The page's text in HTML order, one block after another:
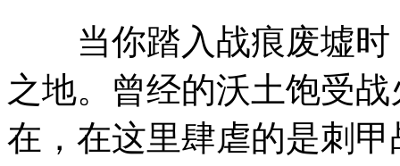
当你踏入战痕废墟时
之地。曾经的沃土饱受
在，在这里肆虐的是刺